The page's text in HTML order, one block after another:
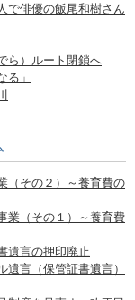
で俳優の飯尾和樹さん
ら）ルート閉鎖へ
る」
（その２）～養育費の
業（その１）～養育費
遺言の押印廃止
遺言（保管証書遺言）